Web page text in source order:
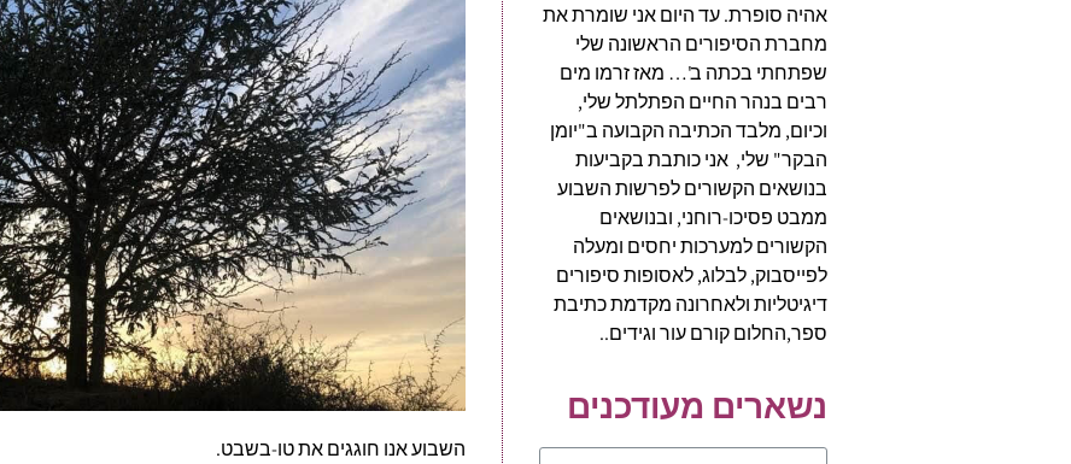
אהיה סופרת. עד היום אני שומרת את
מחברת הסיפורים הראשונה שלי
שפתחתי בכתה ב'… מאז זרמו מים
רבים בנהר החיים הפתלתל שלי,
וכיום, מלבד הכתיבה הקבועה ב"יומן
הבקר" שלי, אני כותבת בקביעות
בנושאים הקשורים לפרשות השבוע
ממבט פסיכו-רוחני, ובנושאים
הקשורים למערכות יחסים ומעלה
לפייסבוק, לבלוג, לאסופות סיפורים
דיגיטליות ולאחרונה מקדמת כתיבת
ספר,החלום קורם עור וגידים..
נשארים מעודכנים
השבוע אנו חוגגים את טו-בשבט.